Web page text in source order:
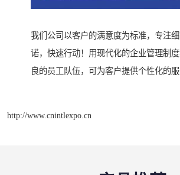
我们公司以客户的满意度为标准，专注
诺，快速行动！用现代化的企业管理制
良的员工队伍，可为客户提供个性化的
http://www.cnintlexpo.cn